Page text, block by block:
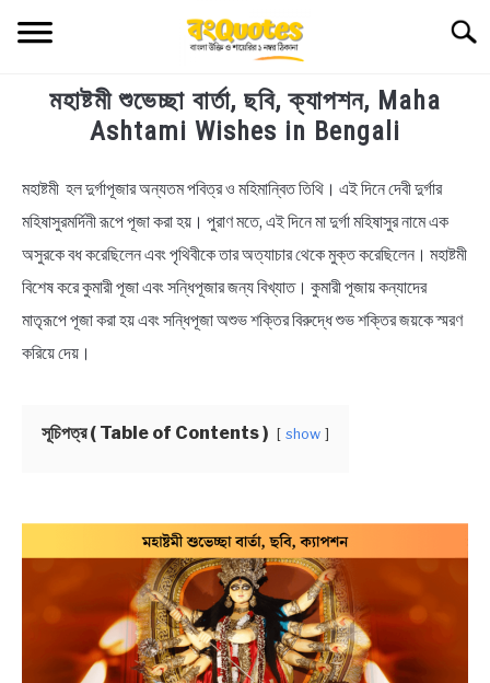
TECHNOLOGY
BIOGRAPHY
EDUCATIONAL
BENGALI WISHES
BENGALI LYRICS
BENGALI NAMES
BENGALI STORIES
মহাষ্টমী শুভেচ্ছা বার্তা, ছবি, ক্যাপশন, Maha
Ashtami Wishes in Bengali
in
Bengali
Quotes
Durga
Puja
মহাষ্টমী হল দুর্গাপূজার অন্যতম পবিত্র ও মহিমান্বিত তিথি। এই দিনে দেবী দুর্গার
মহিষাসুরমর্দিনী রূপে পূজা করা হয়। পুরাণ মতে, এই দিনে মা দুর্গা মহিষাসুর নামে এক
অসুরকে বধ করেছিলেন এবং পৃথিবীকে তার অত্যাচার থেকে মুক্ত করেছিলেন। মহাষ্টমী
বিশেষ করে কুমারী পূজা এবং সন্ধিপূজার জন্য বিখ্যাত। কুমারী পূজায় কন্যাদের
মাতৃরূপে পূজা করা হয় এবং সন্ধিপূজা অশুভ শক্তির বিরুদ্ধে শুভ শক্তির জয়কে স্মরণ
করিয়ে দেয়।
সূচিপত্র ( Table of Contents ) show